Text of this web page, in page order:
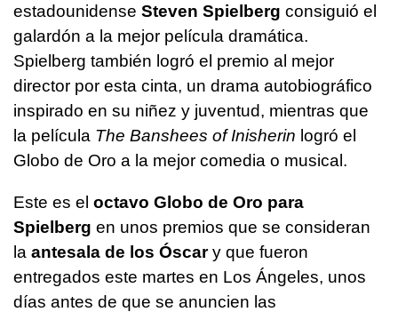
estadounidense Steven Spielberg consiguió el
galardón a la mejor película dramática.
Spielberg también logró el premio al mejor
director por esta cinta, un drama autobiográfico
inspirado en su niñez y juventud, mientras que
la película The Banshees of Inisherin logró el
Globo de Oro a la mejor comedia o musical.
Este es el octavo Globo de Oro para
Spielberg en unos premios que se consideran
la antesala de los Óscary que fueron
entregados este martes en Los Ángeles, unos
días antes de que se anuncien las